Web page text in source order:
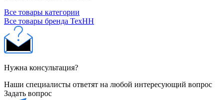
Все товары категории
Все товары бренда ТехНН
Нужна консультация?
Наши специалисты ответят на любой интересующий вопрос
Задать вопрос